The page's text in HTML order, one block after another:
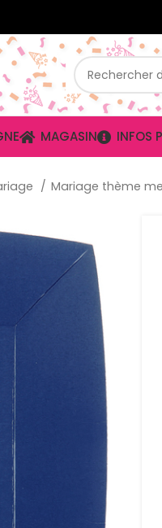
MAGASIN INFOS
Mariage thème